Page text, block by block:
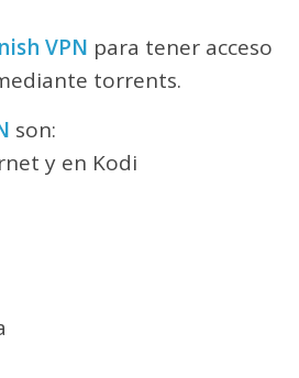
VPN para tener acceso
torrents.
son:
y en Kodi